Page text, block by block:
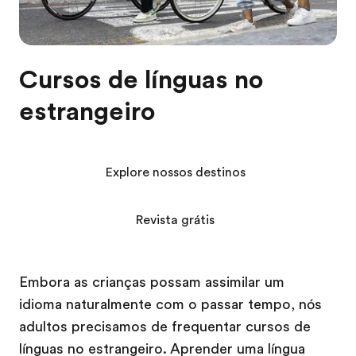
Cursos de línguas no
estrangeiro
Embora as crianças possam assimilar um
idioma naturalmente com o passar tempo, nós
adultos precisamos de frequentar cursos de
línguas no estrangeiro. Aprender uma língua
Explore nossos destinos
Revista grátis